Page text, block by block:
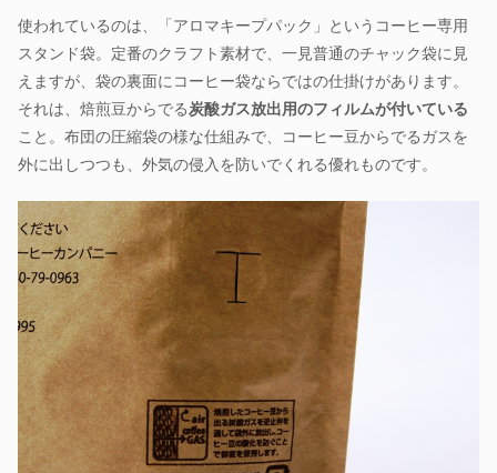
使われているのは、「アロマキープパック」というコーヒー専用
スタンド袋。定番のクラフト素材で、一見普通のチャック袋に見
えますが、袋の裏面にコーヒー袋ならではの仕掛けがあります。
それは、焙煎豆からでる炭酸ガス放出用のフィルムが付いている
こと。布団の圧縮袋の様な仕組みで、コーヒー豆からでるガスを
外に出しつつも、外気の侵入を防いでくれる優れものです。